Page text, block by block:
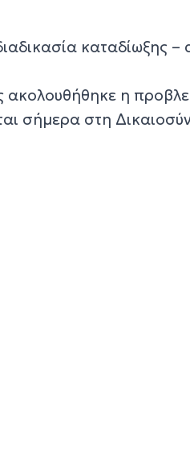
καταδίωξης
ακολουθήθηκε η
σήμερα στη